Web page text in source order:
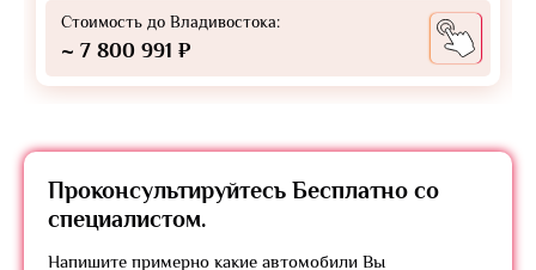
Стоимость до Владивостока:
~ 7 800 991 ₽
Проконсультируйтесь Бесплатно со
специалистом.
Напишите примерно какие автомобили Вы